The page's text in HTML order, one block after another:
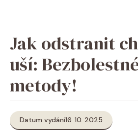
Jak odstranit
uší:
metody!
Datum vydání16. 10. 2025